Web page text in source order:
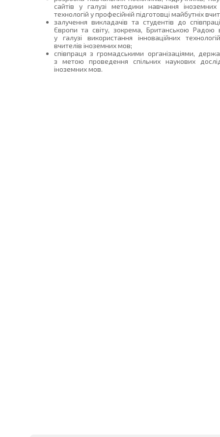
сайтів у галузі методики навчання
технологій у професійній підготовці майбутніх
залучення викладачів та студентів до
Європи та світу, зокрема, Британською Радою в
у галузі використання інноваційних
вчителів іноземних мов;
співпраця з громадськими організаціями,
з метою проведення спільних наукових
іноземних мов.